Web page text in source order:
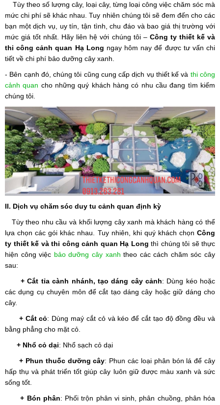
Tùy theo số lượng cây, loại cây, từng loại công việc chăm sóc mà
mức chi phí sẽ khác nhau. Tuy nhiên chúng tôi sẽ đem đến cho các
bạn một dịch vụ, uy tín, tận tình, chu đáo và bao giá thị trường với
mức giá tốt nhất. Hãy liên hệ với chúng tôi – Công ty thiết kế và
thi công cảnh quan Hạ Long ngay hôm nay để được tư vấn chi
tiết về chi phí bảo dưỡng cây xanh.
- Bên cạnh đó, chúng tôi cũng cung cấp dịch vụ thiết kế và thi công
cảnh quan cho những quý khách hàng có nhu cầu đang tìm kiếm
chúng tôi.
II. Dịch vụ chăm sóc duy tu cảnh quan định kỳ
Tùy theo nhu cầu và khối lượng cây xanh mà khách hàng có thể
lựa chọn các gói khác nhau. Tuy nhiên, khi quý khách chọn Công
ty thiết kế và thi công cảnh quan Hạ Long thì chúng tôi sẽ thực
hiện công việc bảo dưỡng cây xanh theo các cách chăm sóc cây
sau:
+ Cắt tỉacành nhánh, tạo dáng cây cảnh: Dùng kéo hoặc
các dụng cụ chuyên môn để cắt tạo dáng cây hoặc giữ dáng cho
cây.
+ Cắt cỏ: Dùng maý cắt cỏ và kéo để cắt tạo độ đồng đều và
bằng phẳng cho mặt cỏ.
+ Nhổ cỏ dại: Nhổ sạch cỏ dại
+ Phun thuốc dưỡng cây: Phun các loại phân bón lá để cây
hấp thụ và phát triển tốt giúp cây luôn giữ được màu xanh và sức
sống tốt.
+ Bón phân: Phối trộn phân vi sinh, phân chuồng, phân hóa